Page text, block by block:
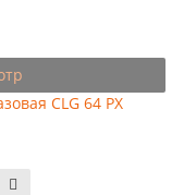
CLG 64 PX